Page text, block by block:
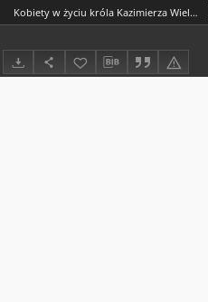
Kobiety w życiu króla Kazimierza Wielkiego w świetle "Annales seu cronicae incliti Regni Poloniae" Jana Długosza